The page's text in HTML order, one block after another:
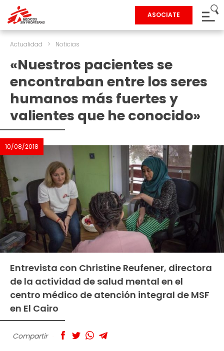
ASOCIATE
Actualidad > Noticias
«Nuestros pacientes se
encontraban entre los seres
humanos más fuertes y
valientes que he conocido»
10/08/2018
Entrevista con Christine Reufener, directora
de la actividad de salud mental en el
centro médico de atención integral de MSF
en El Cairo
Compartir